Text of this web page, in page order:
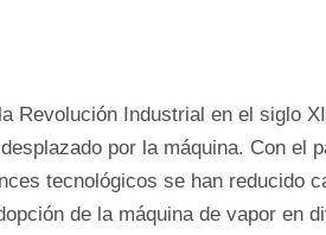
Revolución Industrial en el siglo
por la máquina. Con el
tecnológicos se han reducido
de la máquina de vapor en